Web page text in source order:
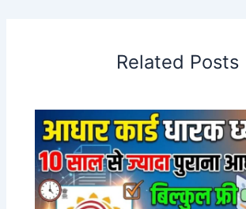
Related Posts